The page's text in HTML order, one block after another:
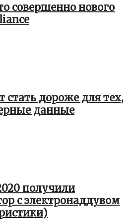
совершенно нового
дороже для тех,
данные
получили
с электронаддувом